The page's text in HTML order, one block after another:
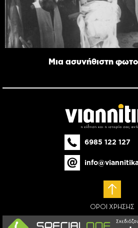
Μια ασυνήθιστη
6985 122 127
ΟΡΟΙ ΧΡΗΣΗΣ